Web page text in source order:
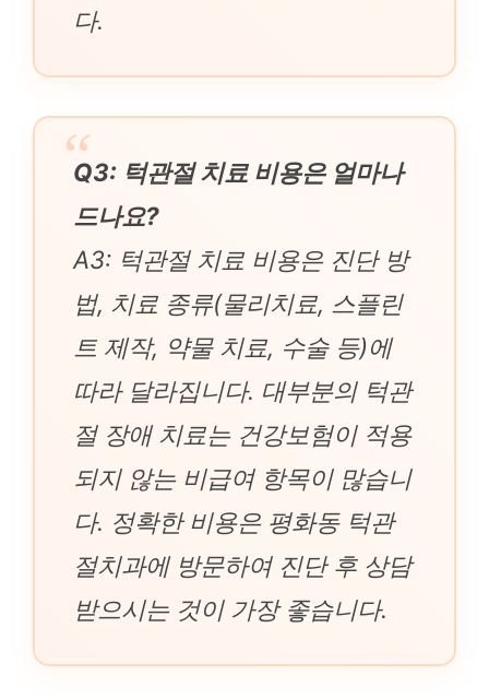
다.
Q3: 턱관절 치료 비용은 얼마나
드나요?
A3: 턱관절 치료 비용은 진단 방
법, 치료 종류(물리치료, 스플린
트 제작, 약물 치료, 수술 등)에
따라 달라집니다. 대부분의 턱관
절 장애 치료는 건강보험이 적용
되지 않는 비급여 항목이 많습니
다. 정확한 비용은 평화동 턱관
절치과에 방문하여 진단 후 상담
받으시는 것이 가장 좋습니다.